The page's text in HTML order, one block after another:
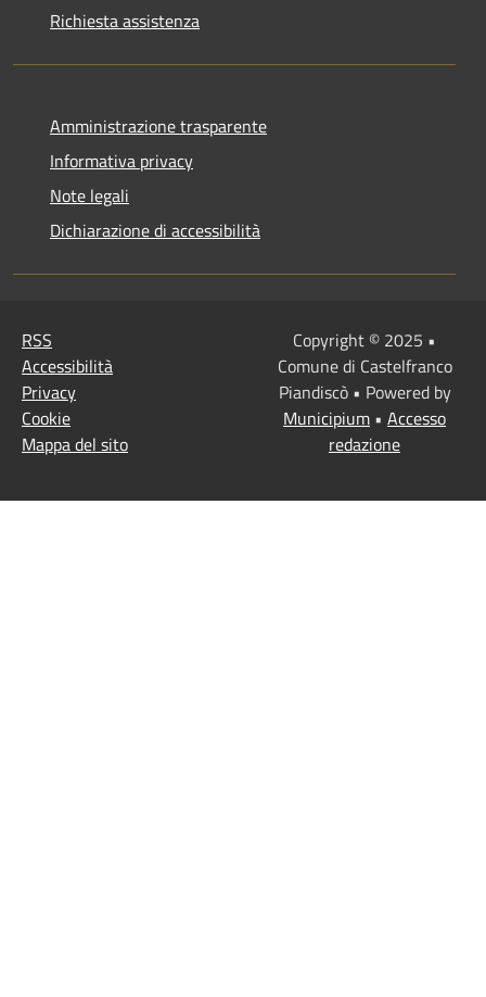
Richiesta assistenza
Amministrazione trasparente
Informativa privacy
Note legali
Dichiarazione di accessibilità
RSS
Accessibilità
Privacy
Cookie
Mappa del sito
Copyright © 2025 •
Comune di Castelfranco
Piandiscò • Powered by
Municipium • Accesso
redazione